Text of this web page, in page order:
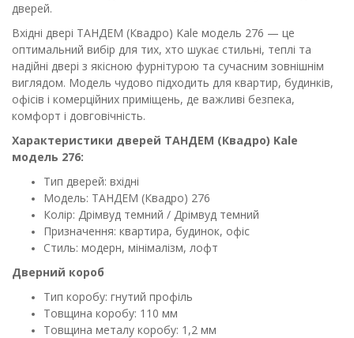
дверей.
Вхідні двері ТАНДЕМ (Квадро) Kale модель 276 — це
оптимальний вибір для тих, хто шукає стильні, теплі та
надійні двері з якісною фурнітурою та сучасним зовнішнім
виглядом. Модель чудово підходить для квартир, будинків,
офісів і комерційних приміщень, де важливі безпека,
комфорт і довговічність.
Характеристики дверей ТАНДЕМ (Квадро) Kale
модель 276:
Тип дверей: вхідні
Модель: ТАНДЕМ (Квадро) 276
Колір: Дрімвуд темний / Дрімвуд темний
Призначення: квартира, будинок, офіс
Стиль: модерн, мінімалізм, лофт
Дверний короб
Тип коробу: гнутий профіль
Товщина коробу: 110 мм
Товщина металу коробу: 1,2 мм